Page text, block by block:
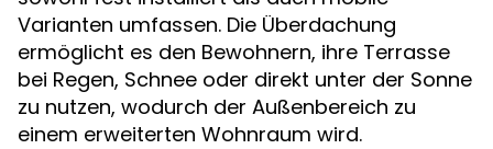
Varianten umfassen. Die Überdachung
ermöglicht es den Bewohnern, ihre Terrasse
bei Regen, Schnee oder direkt unter der Sonne
zu nutzen, wodurch der Außenbereich zu
einem erweiterten Wohnraum wird.